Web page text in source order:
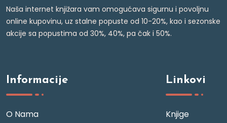
Naša internet knjižara vam omogućava sigurnu i povoljnu
online kupovinu, uz stalne popuste od 10-20%, kao i sezonske
akcije sa popustima od 30%, 40%, pa čak i 50%.
Informacije
O Nama
Linkovi
Knjige